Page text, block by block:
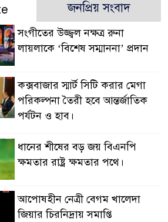
জনপ্রিয় সংবাদ
সংগীতের উজ্জ্বল নক্ষত্র রুনা
লায়লাকে ‘বিশেষ সম্মাননা’ প্রদান
কক্সবাজার স্মার্ট সিটি করার মেগা
পরিকল্পনা তৈরী হবে আন্তর্জাতিক
পর্যটন ও হাব।
ধানের শীষের বড় জয় বিএনপি
ক্ষমতার রাষ্ট্র ক্ষমতার পথে।
আপোষহীন নেত্রী বেগম খালেদা
জিয়ার চিরনিদ্রায় সমাপ্তি